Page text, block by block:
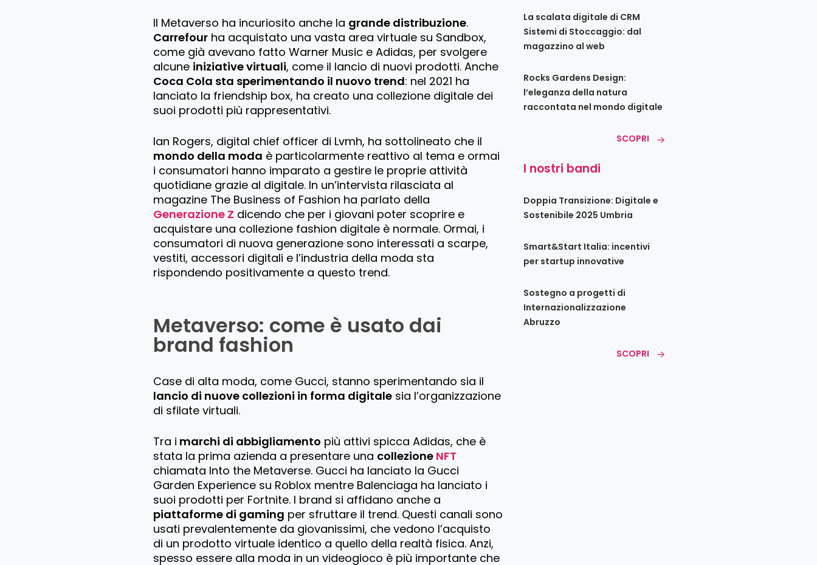
Il Metaverso ha incuriosito anche la grande distribuzione.
Carrefour ha acquistato una vasta area virtuale su Sandbox,
come già avevano fatto Warner Music e Adidas, per svolgere
alcune iniziative virtuali, come il lancio di nuovi prodotti. Anche
Coca Cola sta sperimentando il nuovo trend: nel 2021 ha
lanciato la friendship box, ha creato una collezione digitale dei
suoi prodotti più rappresentativi.
Ian Rogers, digital chief officer di Lvmh, ha sottolineato che il
mondo della moda è particolarmente reattivo al tema e ormai
i consumatori hanno imparato a gestire le proprie attività
quotidiane grazie al digitale. In un’intervista rilasciata al
magazine The Business of Fashion ha parlato della
Generazione Z dicendo che per i giovani poter scoprire e
acquistare una collezione fashion digitale è normale. Ormai, i
consumatori di nuova generazione sono interessati a scarpe,
vestiti, accessori digitali e l’industria della moda sta
rispondendo positivamente a questo trend.
Metaverso: come è usato dai
brand fashion
Case di alta moda, come Gucci, stanno sperimentando sia il
lancio di nuove collezioni in forma digitale sia l’organizzazione
di sfilate virtuali.
Tra i marchi di abbigliamento più attivi spicca Adidas, che è
stata la prima azienda a presentare una collezione NFT
chiamata Into the Metaverse. Gucci ha lanciato la Gucci
Garden Experience su Roblox mentre Balenciaga ha lanciato i
suoi prodotti per Fortnite. I brand si affidano anche a
piattaforme di gaming per sfruttare il trend. Questi canali sono
usati prevalentemente da giovanissimi, che vedono l’acquisto
di un prodotto virtuale identico a quello della realtà fisica. Anzi,
spesso essere alla moda in un videogioco è più importante che
La scalata digitale di CRM
Sistemi di Stoccaggio: dal
magazzino al web
Rocks Gardens Design:
l’eleganza della natura
raccontata nel mondo digitale
SCOPRI
I nostri bandi
Doppia Transizione: Digitale e
Sostenibile 2025 Umbria
Smart&Start Italia: incentivi
per startup innovative
Sostegno a progetti di
Internazionalizzazione
Abruzzo
SCOPRI